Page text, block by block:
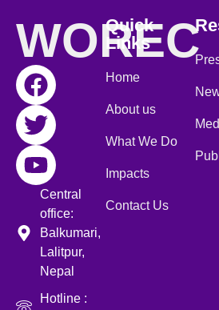
WOREC
Central
office:
Balkumari,
Lalitpur,
Nepal
Hotline :
Quick
Links
Home
About us
What We Do
Impacts
Contact Us